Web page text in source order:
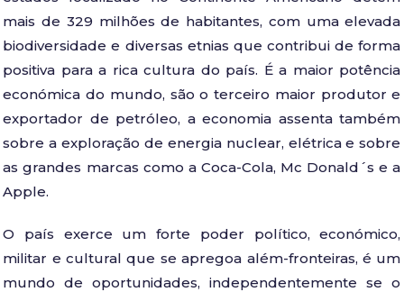
mais de 329 milhões de habitantes, com uma elevada
biodiversidade e diversas etnias que contribui de forma
positiva para a rica cultura do país. É a maior potência
económica do mundo, são o terceiro maior produtor e
exportador de petróleo, a economia assenta também
sobre a exploração de energia nuclear, elétrica e sobre
as grandes marcas como a Coca-Cola, Mc Donald´s e a
Apple.
O país exerce um forte poder político, económico,
militar e cultural que se apregoa além-fronteiras, é um
mundo de oportunidades, independentemente se o